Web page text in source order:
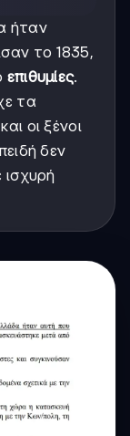
ήταν
το 1835,
επιθυμίες.
τα
οι ξένοι
δεν